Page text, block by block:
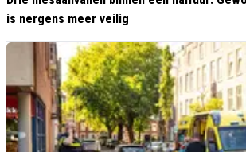
is nergens meer veilig